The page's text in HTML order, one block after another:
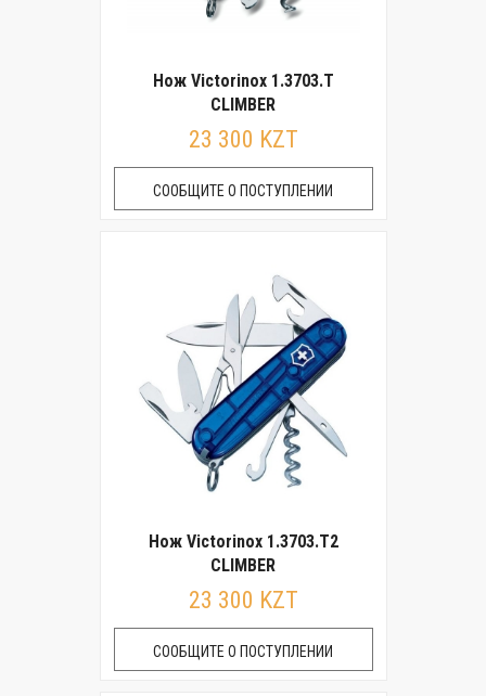
Нож Victorinox 1.3703.T
CLIMBER
23 300 KZT
СООБЩИТЕ О ПОСТУПЛЕНИИ
Нож Victorinox 1.3703.T2
CLIMBER
23 300 KZT
СООБЩИТЕ О ПОСТУПЛЕНИИ